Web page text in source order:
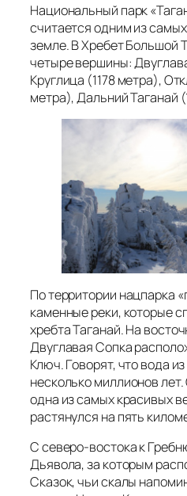
Национальный парк
считается одним из
земле. В Хребет Большой
четыре вершины:
Круглица (1178 метра),
метра), Дальний Таганай
По территории нацпарка
каменные реки, которые
хребта Таганай. На
Двуглавая Сопка
Ключ. Говорят, что вода
несколько миллионов
одна из самых красивых
растянулся на пять
С северо-востока к
Дьявола, за которым
Сказок, чьи скалы